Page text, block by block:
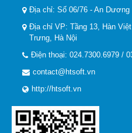
Địa chỉ: Số 06/76 - An Dương
Địa chỉ VP: Tầng 13, Hàn
Trưng, Hà Nội
Điện thoại: 024.7300.6979 /
contact@htsoft.vn
http://htsoft.vn